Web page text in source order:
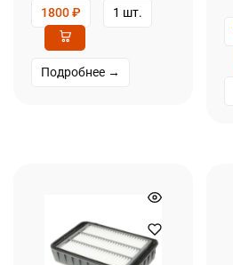
1800₽ 1 шт.
Подробнее →